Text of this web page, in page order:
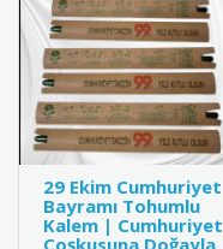
29 Ekim Cumhuriyet
Bayramı Tohumlu
Kalem | Cumhuriyet
Coşkusuna Doğayla